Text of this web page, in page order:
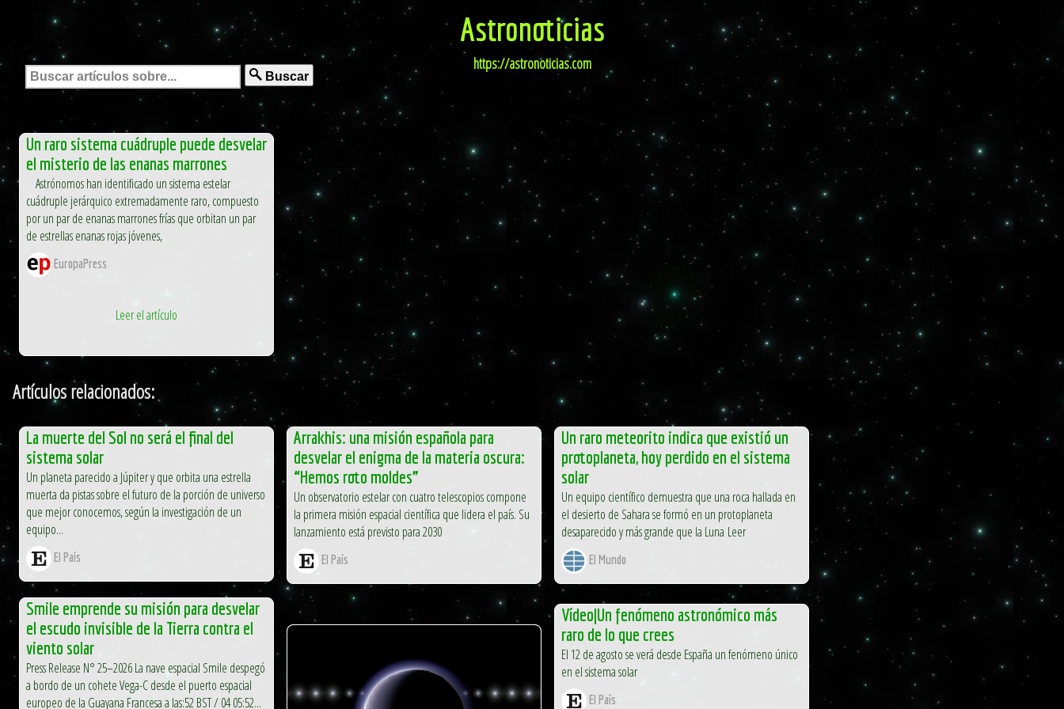
Astronoticias
https://astronoticias.com
Buscar
Un raro sistema cuádruple puede desvelar
el misterio de las enanas marrones
Astrónomos han identificado un sistema estelar
cuádruple jerárquico extremadamente raro, compuesto
por un par de enanas marrones frías que orbitan un par
de estrellas enanas rojas jóvenes,
EuropaPress
Leer el artículo
Artículos relacionados:
La muerte del Sol no será el final del
sistema solar
Un planeta parecido a Júpiter y que orbita una estrella
muerta da pistas sobre el futuro de la porción de universo
que mejor conocemos, según la investigación de un
equipo...
El País
Arrakhis: una misión española para
desvelar el enigma de la materia oscura:
“Hemos roto moldes”
Un observatorio estelar con cuatro telescopios compone
la primera misión espacial científica que lidera el país. Su
lanzamiento está previsto para 2030
El País
Un raro meteorito indica que existió un
protoplaneta, hoy perdido en el sistema
solar
Un equipo científico demuestra que una roca hallada en
el desierto de Sahara se formó en un protoplaneta
desaparecido y más grande que la Luna Leer
El Mundo
Smile emprende su misión para desvelar
el escudo invisible de la Tierra contra el
viento solar
Press Release N° 25–2026 La nave espacial Smile despegó
a bordo de un cohete Vega-C desde el puerto espacial
europeo de la Guayana Francesa a las:52 BST / 04 05:52...
Vídeo|Un fenómeno astronómico más
raro de lo que crees
El 12 de agosto se verá desde España un fenómeno único
en el sistema solar
El País